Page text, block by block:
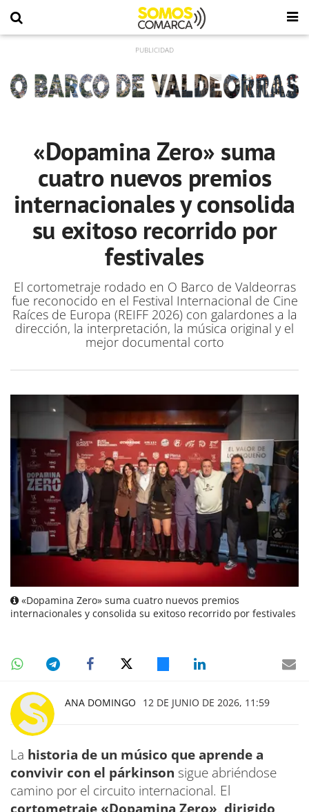
«Dopamina Zero» suma
cuatro nuevos premios
internacionales y consolida
su exitoso recorrido por
festivales
El cortometraje rodado en O Barco de Valdeorras
fue reconocido en el Festival Internacional de Cine
Raíces de Europa (REIFF 2026) con galardones a la
dirección, la interpretación, la música original y el
mejor documental corto
«Dopamina Zero» suma cuatro nuevos premios
internacionales y consolida su exitoso recorrido por festivales
ANA DOMINGO 12 DE JUNIO DE 2026, 11:59
La historia de un músico que aprende a
convivir con el párkinson sigue abriéndose
camino por el circuito internacional. El